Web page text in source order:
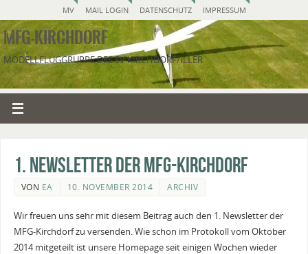
MV MAIL LOGIN DATENSCHUTZ IMPRESSUM
MFG-KIRCHDORF
MODELLFLUGGRUPPE DES SV KIRCHDORF/ILLER
1. Newsletter der MFG-Kirchdorf
VON EA 10. NOVEMBER 2014 ARCHIV
Wir freuen uns sehr mit diesem Beitrag auch den 1. Newsletter der
MFG-Kirchdorf zu versenden. Wie schon im Protokoll vom Oktober
2014 mitgeteilt ist unsere Homepage seit einigen Wochen wieder